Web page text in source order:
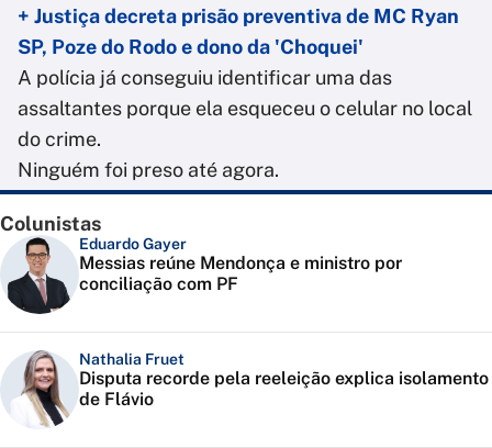
+ Justiça decreta prisão preventiva de MC Ryan
SP, Poze do Rodo e dono da 'Choquei'
A polícia já conseguiu identificar uma das
assaltantes porque ela esqueceu o celular no local
do crime.
Ninguém foi preso até agora.
Colunistas
Eduardo Gayer
Messias reúne Mendonça e ministro por
conciliação com PF
Nathalia Fruet
Disputa recorde pela reeleição explica isolamento
de Flávio